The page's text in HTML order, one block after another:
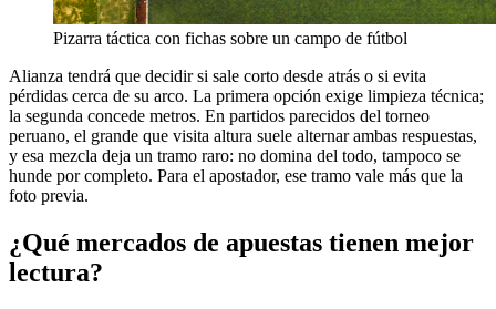
Pizarra táctica con fichas sobre un campo de fútbol
Alianza tendrá que decidir si sale corto desde atrás o si evita
pérdidas cerca de su arco. La primera opción exige limpieza técnica;
la segunda concede metros. En partidos parecidos del torneo
peruano, el grande que visita altura suele alternar ambas respuestas,
y esa mezcla deja un tramo raro: no domina del todo, tampoco se
hunde por completo. Para el apostador, ese tramo vale más que la
foto previa.
¿Qué mercados de apuestas tienen mejor
lectura?